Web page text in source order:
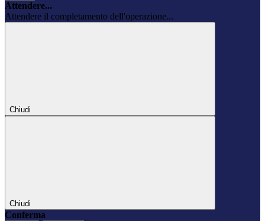
Attendere...
Attendere il completamento dell'operazione...
Chiudi
Chiudi
Conferma